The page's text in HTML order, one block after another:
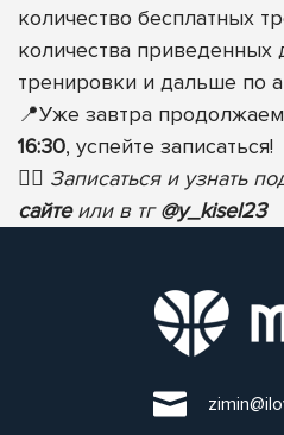
количество бесплатных
количества приведенных
тренировки и дальше по
📍Уже завтра продолжаем
16:30, успейте записаться!
✍🏻 Записаться и узнать
сайте или в тг@y_kisel23